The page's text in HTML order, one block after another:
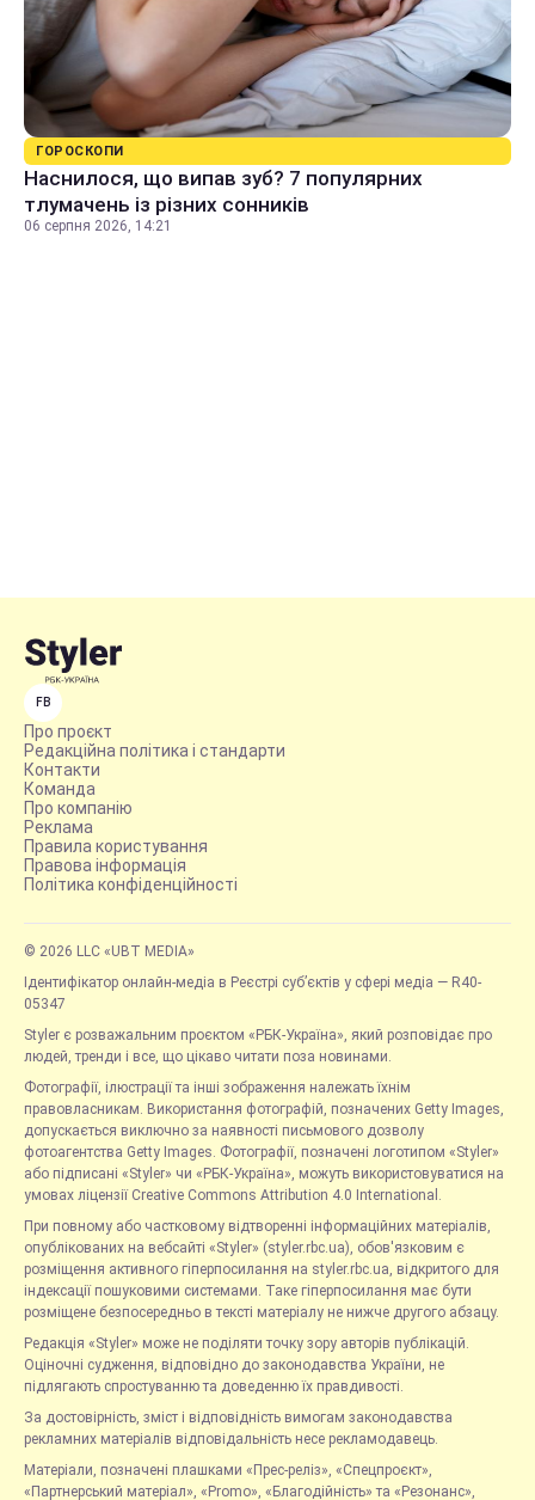
ГОРОСКОПИ
Наснилося, що випав зуб? 7 популярних
тлумачень із різних сонників
06 серпня 2026, 14:21
FB
Про проєкт
Редакційна політика і стандарти
Контакти
Команда
Про компанію
Реклама
Правила користування
Правова інформація
Політика конфіденційності
© 2026 LLC «UBT MEDIA»
Ідентифікатор онлайн-медіа в Реєстрі суб’єктів у сфері медіа — R40-
05347
Styler є розважальним проєктом «РБК-Україна», який розповідає про
людей, тренди і все, що цікаво читати поза новинами.
Фотографії, ілюстрації та інші зображення належать їхнім
правовласникам. Використання фотографій, позначених Getty Images,
допускається виключно за наявності письмового дозволу
фотоагентства Getty Images. Фотографії, позначені логотипом «Styler»
або підписані «Styler» чи «РБК-Україна», можуть використовуватися на
умовах ліцензії Creative Commons Attribution 4.0 International.
При повному або частковому відтворенні інформаційних матеріалів,
опублікованих на вебсайті «Styler» (styler.rbc.ua), обов'язковим є
розміщення активного гіперпосилання на styler.rbc.ua, відкритого для
індексації пошуковими системами. Таке гіперпосилання має бути
розміщене безпосередньо в тексті матеріалу не нижче другого абзацу.
Редакція «Styler» може не поділяти точку зору авторів публікацій.
Оціночні судження, відповідно до законодавства України, не
підлягають спростуванню та доведенню їх правдивості.
За достовірність, зміст і відповідність вимогам законодавства
рекламних матеріалів відповідальність несе рекламодавець.
Матеріали, позначені плашками «Прес-реліз», «Спецпроєкт»,
«Партнерський матеріал», «Promo», «Благодійність» та «Резонанс»,